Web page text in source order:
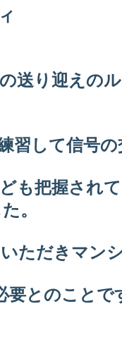
送り迎えの
習して信号の
も把握され
。
ただきマン
とのこと